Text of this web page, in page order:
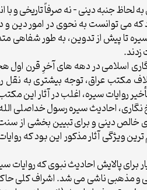
لحاظ جنبه دينى – نه صرفاً تاريخى و
اسلامى در دهه هاى آخرِ قرن
اند4، برخلاف مكتب عراق، توجه
روايات سيره، اغلب در آثار اين
نگارى، احاديث سيره رسول خداصلى
خالص دينى و براى تبيين بخشى از
ويژگى آثار مذكور اين بود كه
براى پالايش احاديث نبوى كه
و مذهبى ناشى مى شد. اشراف كلى